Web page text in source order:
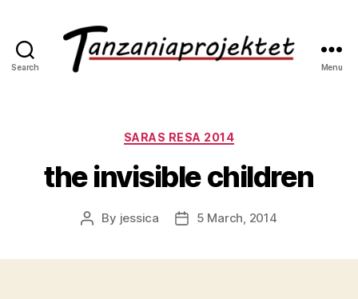
Search Menu
SARAS RESA 2014
the invisible children
By jessica 5 March, 2014